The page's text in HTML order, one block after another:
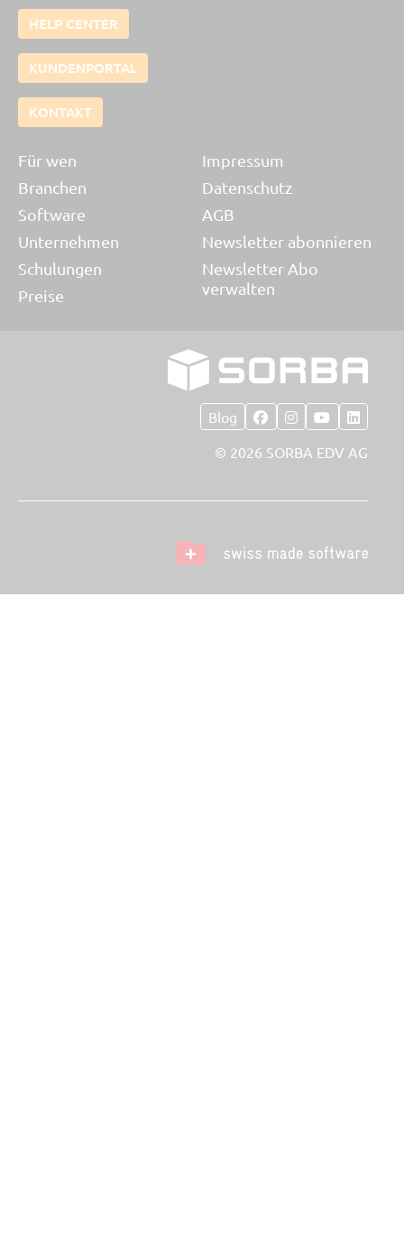
HELP CENTER
KUNDENPORTAL
KONTAKT
Für wen
Branchen
Software
Unternehmen
Schulungen
Preise
Impressum
Datenschutz
AGB
Newsletter abonnieren
Newsletter Abo
verwalten
Blog
© 2026 SORBA EDV AG